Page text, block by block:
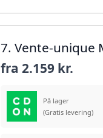
7. Vente-unique
fra2.159 kr.
På lager
(Gratis levering)